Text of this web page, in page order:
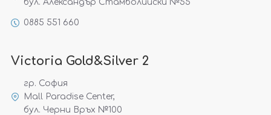
бул. Александър Стамболийски №55
0885 551 660
Victoria Gold&Silver 2
гр. София
Mall Paradise Center,
бул. Черни Връх №100